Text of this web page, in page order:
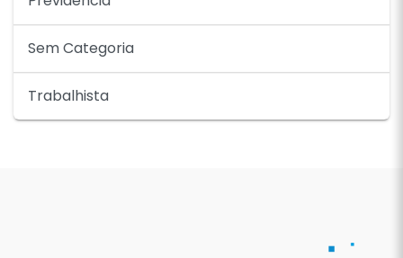
Sem Categoria
Trabalhista